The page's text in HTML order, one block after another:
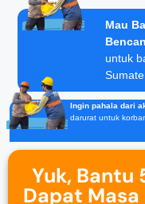
Mau
untuk
Ingin pahala dari
darurat untuk
Yuk, Bantu
Dapat Masa